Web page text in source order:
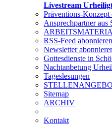
Livestream
Präventions-Konzept
Ansprechpartner aus
RSS-Feed abonnieren
Newsletter
Gottesdienste in
Nachtanbetung
Tageslesungen
Sitemap
ARCHIV
Kontakt